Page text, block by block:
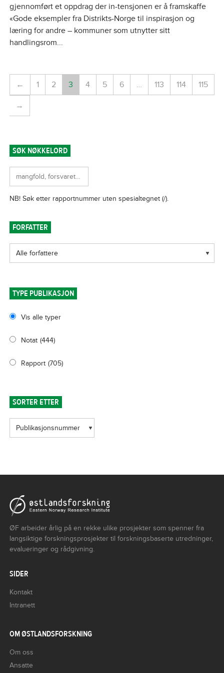
gjennomført et oppdrag der in-tensjonen er å framskaffe
«Gode eksempler fra Distrikts-Norge til inspirasjon og
læring for andre – kommuner som utnytter sitt
handlingsrom...
← 1 2 3 4 5 6 … 113 114 115
→
SØK NØKKELORD
FORFATTER
TYPE PUBLIKASJON
Vis alle typer
Notat (444)
Rapport (705)
SORTER ETTER
ØF arbeider årlig på en rekke ulike prosjekter som spenner fra
langsiktige forskningsprosjekter til forskningsbaserte utredninger,
evalueringer og rådgivning.
SIDER
Kontakt
Intranett
OM ØSTLANDSFORSKNING
Om oss
Ansatte